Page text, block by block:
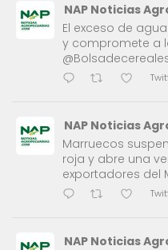
NAP Noticias
El exceso de
y compromete a
NAP Noticias
Marruecos
roja y abre una
exportadores del
NAP Noticias